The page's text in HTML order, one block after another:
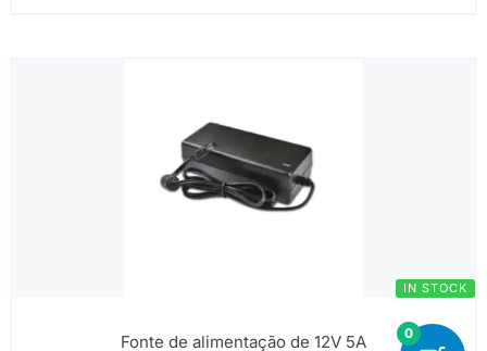
IN STOCK
Fonte de alimentação de 12V 5A 0